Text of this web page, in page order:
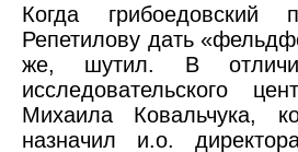
Когда грибоедовский
Репетилову дать
же, шутил. В
исследовательского
Михаила Ковальчука,
назначил и.о.